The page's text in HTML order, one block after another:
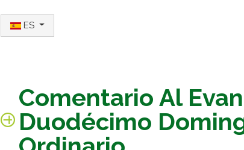
Seleccione su idioma
ES
Comentario Al
Duodécimo